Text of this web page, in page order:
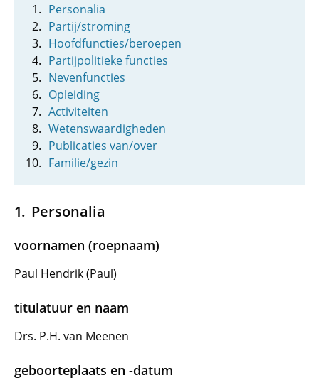
Personalia
Partij/stroming
Hoofdfuncties/beroepen
Partijpolitieke functies
Nevenfuncties
Opleiding
Activiteiten
Wetenswaardigheden
Publicaties van/over
Familie/gezin
Personalia
voornamen (roepnaam)
Paul Hendrik (Paul)
titulatuur en naam
Drs. P.H. van Meenen
geboorteplaats en -datum